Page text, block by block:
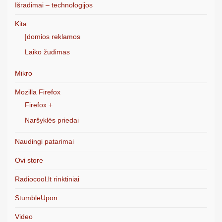
Išradimai – technologijos
Kita
Įdomios reklamos
Laiko žudimas
Mikro
Mozilla Firefox
Firefox +
Naršyklės priedai
Naudingi patarimai
Ovi store
Radiocool.lt rinktiniai
StumbleUpon
Video